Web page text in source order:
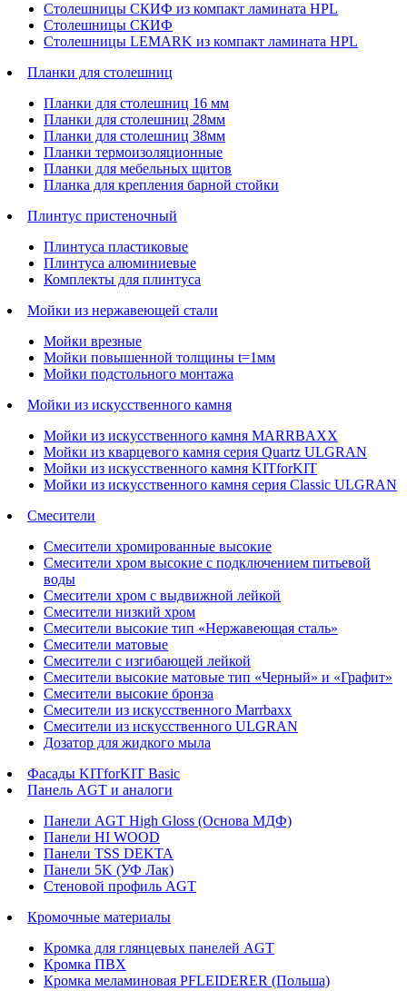
Столешницы СКИФ из компакт ламината HPL
Столешницы СКИФ
Столешницы LEMARK из компакт ламината HPL
Планки для столешниц
Планки для столешниц 16 мм
Планки для столешниц 28мм
Планки для столешниц 38мм
Планки термоизоляционные
Планки для мебельных щитов
Планка для крепления барной стойки
Плинтус пристеночный
Плинтуса пластиковые
Плинтуса алюминиевые
Комплекты для плинтуса
Мойки из нержавеющей стали
Мойки врезные
Мойки повышенной толщины t=1мм
Мойки подстольного монтажа
Мойки из искусственного камня
Мойки из искусственного камня MARRBAXX
Мойки из кварцевого камня серия Quartz ULGRAN
Мойки из искусственного камня KITforKIT
Мойки из искусственного камня серия Classic ULGRAN
Смесители
Смесители хромированные высокие
Смесители хром высокие с подключением питьевой
воды
Смесители хром с выдвижной лейкой
Смесители низкий хром
Смесители высокие тип «Нержавеющая сталь»
Смесители матовые
Смесители с изгибающей лейкой
Смесители высокие матовые тип «Черный» и «Графит»
Смесители высокие бронза
Смесители из искусственного Marrbaxx
Смесители из искусственного ULGRAN
Дозатор для жидкого мыла
Фасады KITforKIT Basic
Панель AGT и аналоги
Панели AGT High Gloss (Основа МДФ)
Панели HI WOOD
Панели TSS DEKTA
Панели 5K (УФ Лак)
Стеновой профиль AGT
Кромочные материалы
Кромка для глянцевых панелей AGT
Кромка ПВХ
Кромка меламиновая PFLEIDERER (Польша)